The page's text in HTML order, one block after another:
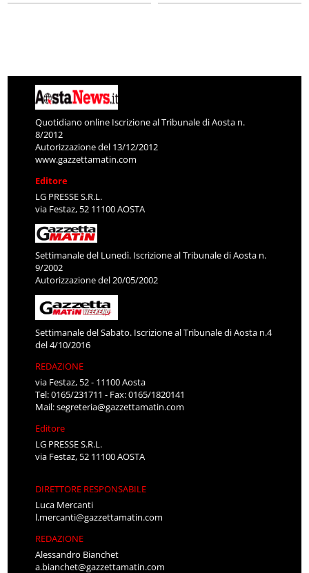
Quotidiano online Iscrizione al Tribunale di Aosta n.
8/2012
Autorizzazione del 13/12/2012
www.gazzettamatin.com
Editore
LG PRESSE S.R.L.
via Festaz, 52 11100 AOSTA
Settimanale del Lunedì. Iscrizione al Tribunale di Aosta n.
9/2002
Autorizzazione del 20/05/2002
Settimanale del Sabato. Iscrizione al Tribunale di Aosta n.4
del 4/10/2016
REDAZIONE
via Festaz, 52 - 11100 Aosta
Tel: 0165/231711 - Fax: 0165/1820141
Mail:segreteria@gazzettamatin.com
Editore
LG PRESSE S.R.L.
via Festaz, 52 11100 AOSTA
DIRETTORE RESPONSABILE
Luca Mercanti
l.mercanti@gazzettamatin.com
REDAZIONE
Alessandro Bianchet
a.bianchet@gazzettamatin.com